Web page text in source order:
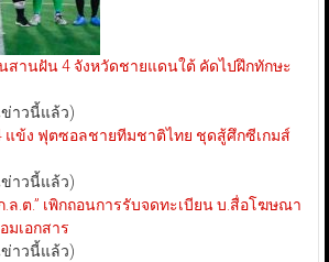
สานฝัน 4 จังหวัดชายแดนใต้ คัดไปฝึกทักษะ
ข่าวนี้แล้ว)
แข้ง ฟุตซอลชายทีมชาติไทย ชุดสู้ศึกซีเกมส์
ข่าวนี้แล้ว)
.ล.ต.” เพิกถอนการรับจดทะเบียน บ.สื่อโฆษณา
มเอกสาร
ข่าวนี้แล้ว)